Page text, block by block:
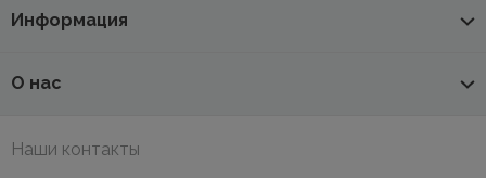
Информация
О нас
Наши контакты